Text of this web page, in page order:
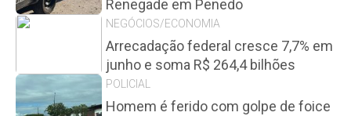
Renegade em Penedo
NEGÓCIOS/ECONOMIA
Arrecadação federal cresce 7,7% em
junho e soma R$ 264,4 bilhões
POLICIAL
Homem é ferido com golpe de foice